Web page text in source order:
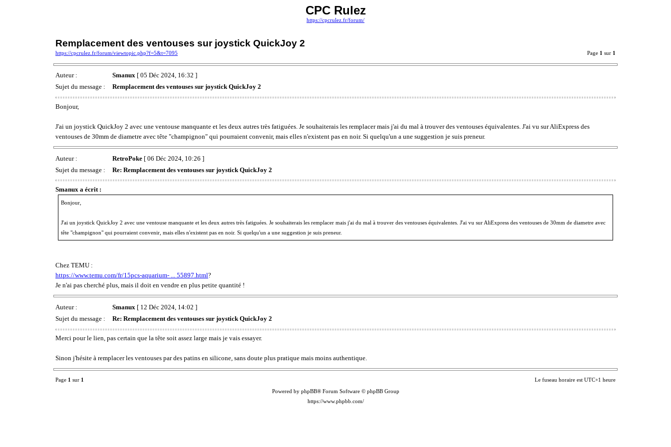
CPC Rulez
https://cpcrulez.fr/forum/
Remplacement des ventouses sur joystick QuickJoy 2
https://cpcrulez.fr/forum/viewtopic.php?f=5&t=7095 Page 1 sur 1
Auteur : Smanux [ 05 Déc 2024, 16:32 ]
Sujet du message :
Remplacement des ventouses sur joystick QuickJoy 2
Bonjour,
J'ai un joystick QuickJoy 2 avec une ventouse manquante et les deux autres très fatiguées. Je souhaiterais les remplacer mais j'ai du mal à trouver des ventouses équivalentes. J'ai vu sur AliExpress des
ventouses de 30mm de diametre avec tête "champignon" qui pourraient convenir, mais elles n'existent pas en noir. Si quelqu'un a une suggestion je suis preneur.
Auteur : RetroPoke [ 06 Déc 2024, 10:26 ]
Sujet du message :
Re: Remplacement des ventouses sur joystick QuickJoy 2
Smanux a écrit :
Bonjour,
J'ai un joystick QuickJoy 2 avec une ventouse manquante et les deux autres très fatiguées. Je souhaiterais les remplacer mais j'ai du mal à trouver des ventouses équivalentes. J'ai vu sur AliExpress des ventouses de 30mm de diametre avec
tête "champignon" qui pourraient convenir, mais elles n'existent pas en noir. Si quelqu'un a une suggestion je suis preneur.
Chez TEMU :
https://www.temu.com/fr/15pcs-aquarium- ... 55897.html?
Je n'ai pas cherché plus, mais il doit en vendre en plus petite quantité !
Auteur : Smanux [ 12 Déc 2024, 14:02 ]
Sujet du message :
Re: Remplacement des ventouses sur joystick QuickJoy 2
Merci pour le lien, pas certain que la tête soit assez large mais je vais essayer.
Sinon j'hésite à remplacer les ventouses par des patins en silicone, sans doute plus pratique mais moins authentique.
Page 1 sur 1 Le fuseau horaire est UTC+1 heure
Powered by phpBB® Forum Software © phpBB Group
https://www.phpbb.com/